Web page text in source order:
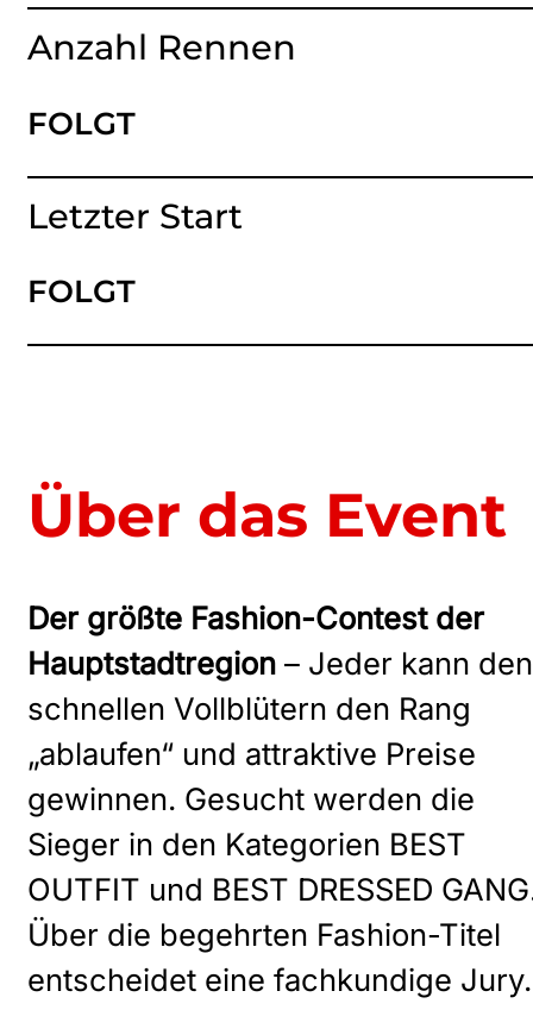
Anzahl Rennen
FOLGT
Letzter Start
FOLGT
Über das Event
Der größte Fashion-Contest der
Hauptstadtregion – Jeder kann den
schnellen Vollblütern den Rang
„ablaufen“ und attraktive Preise
gewinnen. Gesucht werden die
Sieger in den Kategorien BEST
OUTFIT und BEST DRESSED
Über die begehrten Fashion-Titel
entscheidet eine fachkundige Jury.